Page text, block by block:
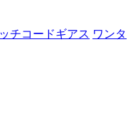
チコードギアス ワンタ